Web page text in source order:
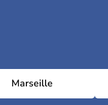
Marseille